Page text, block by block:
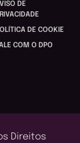
DE
DE COOKIE
COM O DPO
Direitos